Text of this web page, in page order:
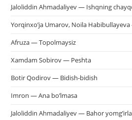
Jaloliddin Ahmadaliyev — Ishqning
Yorqinxo’ja Umarov, Noila
Afruza — Topolmaysiz
Xamdam Sobirov — Peshta
Botir Qodirov — Bidish-bidish
Imron — Ana bo’lmasa
Jaloliddin Ahmadaliyev — Bahor